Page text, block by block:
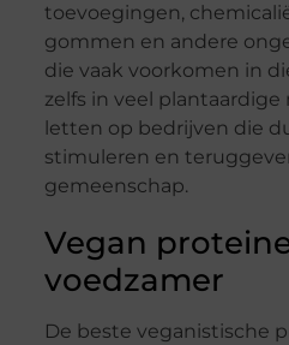
toevoegingen,
gommen en andere
die vaak voorkomen in
zelfs in veel
letten op bedrijven die
stimuleren en
gemeenschap.
Vegan
voedzamer
De beste veganistische